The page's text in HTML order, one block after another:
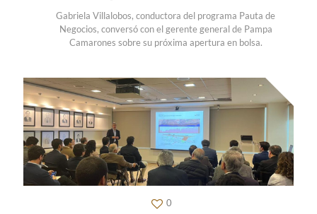
Gabriela Villalobos, conductora del programa Pauta de
Negocios, conversó con el gerente general de Pampa
Camarones sobre su próxima apertura en bolsa.
0